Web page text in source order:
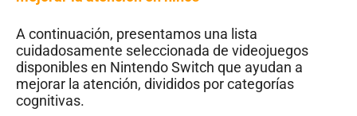
A continuación, presentamos una lista
cuidadosamente seleccionada de videojuegos
disponibles en Nintendo Switch que ayudan a
mejorar la atención, divididos por categorías
cognitivas.